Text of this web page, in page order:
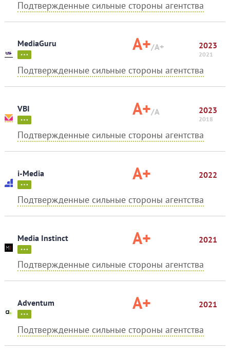
Подтвержденные сильные стороны агентства
MediaGuru A+/A+ 2023
2021
Подтвержденные сильные стороны агентства
VBI A+/A 2023
2018
Подтвержденные сильные стороны агентства
i-Media A+ 2022
Подтвержденные сильные стороны агентства
Media Instinct A+ 2021
Подтвержденные сильные стороны агентства
Adventum A+ 2021
Подтвержденные сильные стороны агентства